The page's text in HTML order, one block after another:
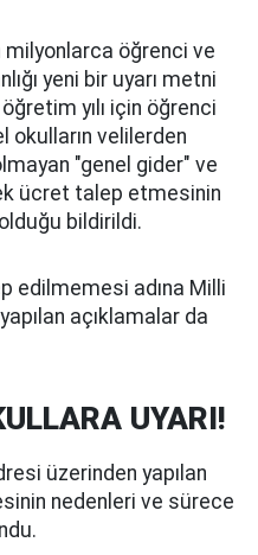
öğrenci ve
yeni bir uyarı metni
yılı için öğrenci
okulların velilerden
"genel gider" ve
ücret talep etmesinin
bildirildi.
edilmemesi adına Milli
açıklamalar da
UYARI!
üzerinden yapılan
nedenleri ve sürece